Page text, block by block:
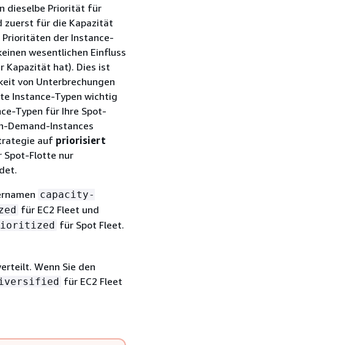
dieselbe Priorität für
zuerst für die Kapazität
der Instance-
wesentlichen Einfluss
Kapazität hat). Dies ist
von Unterbrechungen
Instance-Typen wichtig
Typen für Ihre Spot-
Demand-Instances
auf priorisiert
Spot-Flotte nur
capacity-
für EC2 Fleet und
für Spot Fleet.
Wenn Sie den
für EC2 Fleet